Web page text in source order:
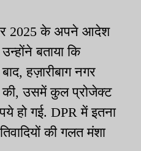
2025 के अपने आदेश
बताया कि
हज़ारीबाग नगर
की, उसमें कुल प्रोजेक्ट
हो गई. DPR में इतना
की गलत मंशा